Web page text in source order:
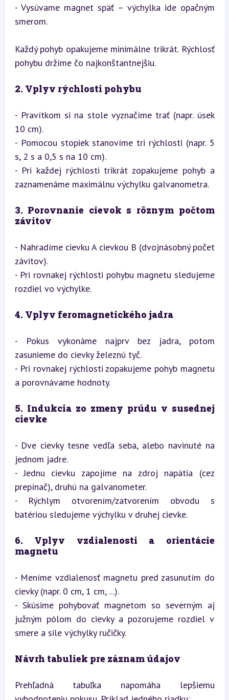
- Vysúvame magnet späť – výchylka ide opačným
smerom.
Každý pohyb opakujeme minimálne trikrát. Rýchlosť
pohybu držíme čo najkonštantnejšiu.
2. Vplyv rýchlosti pohybu
- Pravítkom si na stole vyznačíme trať (napr. úsek
10 cm).
- Pomocou stopiek stanovíme tri rýchlosti (napr. 5
s, 2 s a 0,5 s na 10 cm).
- Pri každej rýchlosti trikrát zopakujeme pohyb a
zaznamenáme maximálnu výchylku galvanometra.
3. Porovnanie cievok s rôznym počtom
závitov
- Nahradíme cievku A cievkou B (dvojnásobný počet
závitov).
- Pri rovnakej rýchlosti pohybu magnetu sledujeme
rozdiel vo výchylke.
4. Vplyv feromagnetického jadra
- Pokus vykonáme najprv bez jadra, potom
zasunieme do cievky železnú tyč.
- Pri rovnakej rýchlosti zopakujeme pohyb magnetu
a porovnávame hodnoty.
5. Indukcia zo zmeny prúdu v susednej
cievke
- Dve cievky tesne vedľa seba, alebo navinuté na
jednom jadre.
- Jednu cievku zapojíme na zdroj napätia (cez
prepínač), druhú na galvanometer.
- Rýchlym otvorením/zatvorením obvodu s
batériou sledujeme výchylku v druhej cievke.
6. Vplyv vzdialenosti a orientácie
magnetu
- Meníme vzdialenosť magnetu pred zasunutím do
cievky (napr. 0 cm, 1 cm, ...).
- Skúsime pohybovať magnetom so severným aj
južným pólom do cievky a pozorujeme rozdiel v
smere a sile výchylky ručičky.
Návrh tabuliek pre záznam údajov
Prehľadná tabuľka napomáha lepšiemu